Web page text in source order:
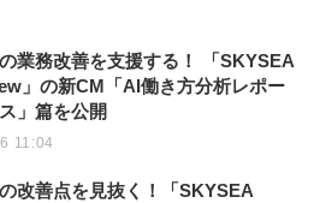
業務改善を支援する！ 「SKYSEA
」の新CM「AI働き方分析レポー
」篇を公開
11:04
改善点を見抜く！「SKYSEA